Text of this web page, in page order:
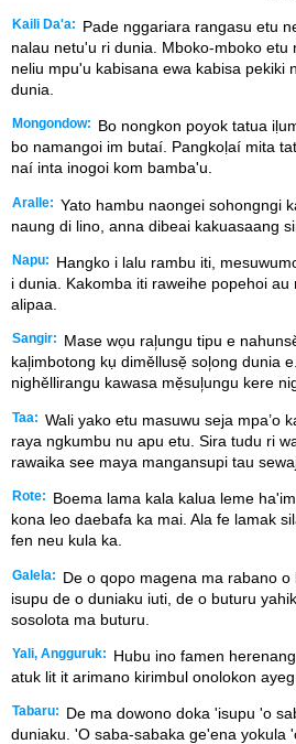
Kaili Da'a:
Pade nggariara rangasu etu
nalau netu'u ri dunia. Mboko-mboko etu
neliu mpu'u kabisana ewa kabisa pekiki
dunia.
Mongondow:
Bo nongkon poyok tatua
bo namangoi im butaí. Pangkoḷaí mita
naí inta inogoi kom bamba'u.
Aralle: Yato hambu naongei sohongngi
naung di lino, anna dibeai kakuasaang
Napu:
Hangko i lalu rambu iti,
i dunia. Kakomba iti raweihe popehoi
alipaa.
Sangir:
Mase wọu ral᷊ungu tipu e
kal᷊imbotong kụ diměllusẹ̌ sol᷊ong dunia
nighěllirangu kawasa mẹ̌sul᷊ungu kere
Taa: Wali yako etu masuwu seja mpa’o
raya ngkumbu nu apu etu. Sira tudu ri
rawaika see maya mangansupi tau
Rote:
Boema lama kala kalua leme
kona leo daebafa ka mai. Ala fe lamak
fen neu kula ka.
Galela:
De o qopo magena ma rabano
isupu de o duniaku iuti, de o buturu
sosolota ma buturu.
Yali, Angguruk:
Hubu ino famen
atuk lit it arimano kirimbul onolokon
Tabaru:
De ma dowono doka 'isupu 'o
duniaku. 'O saba-sabaka ge'ena yokula